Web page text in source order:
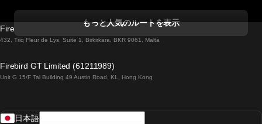
ダブリンからゴールウェイまでの列車
ローマからナポリまでの列車
もっと人気のルートを表示
Firebird GT Limited (OC 1451)
432, Triq Fleur de Lys, Suite 1, Birkirkara, BKR 9061, Malta
Firebird GT Limited (61211989)
Unit G 15/F Tal Building 49 Austin Road, KL, Hong Kong
日本語